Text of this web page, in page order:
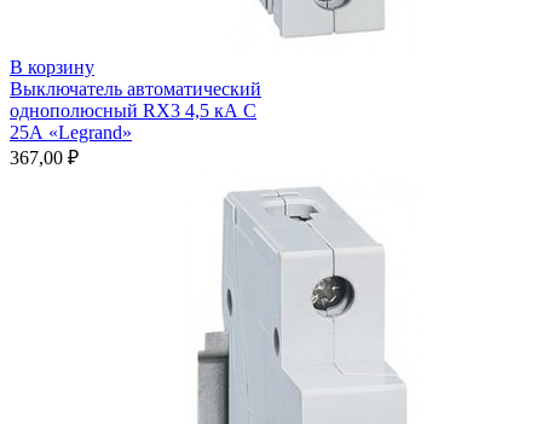
В корзину
Выключатель автоматический
однополюсный RX3 4,5 кА С
25А «Legrand»
367,00 ₽